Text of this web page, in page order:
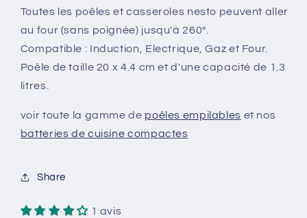
Toutes les poêles et casseroles nesto peuvent aller
au four (sans poignée) jusqu'à 260°.
Compatible : Induction, Electrique, Gaz et Four.
Poêle de taille 20 x 4.4 cm et d'une capacité de 1.3
litres.
voir toute la gamme de poêles empilables et nos
batteries de cuisine compactes
Share
1 avis